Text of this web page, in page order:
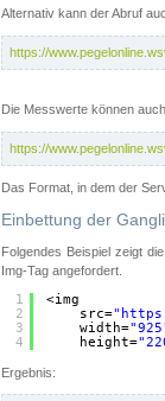
Alternativ kann der Abruf
https://
Die Messwerte können
https://
Das Format, in dem der
Einbettung der
Folgendes Beispiel zeigt
Img-Tag angefordert.
1
2
3
4
<img
src="
width=
height=
Ergebnis: